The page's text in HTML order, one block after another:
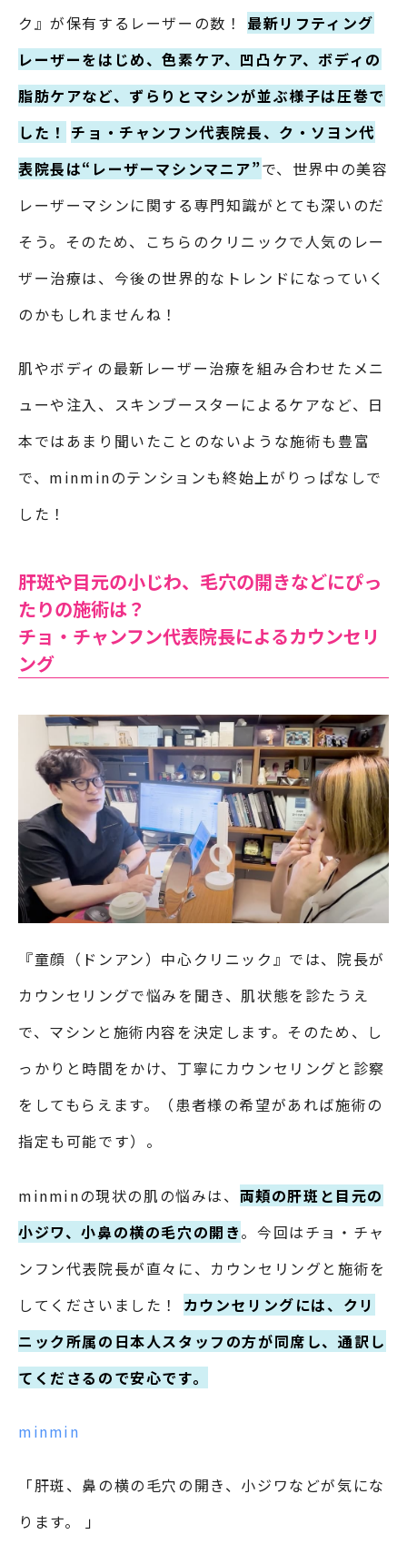
ク』が保有するレーザーの数！ 最新リフティング
レーザーをはじめ、色素ケア、凹凸ケア、ボディの
脂肪ケアなど、ずらりとマシンが並ぶ様子は圧巻で
した！ チョ・チャンフン代表院長、ク・ソヨン代
表院長は“レーザーマシンマニア”で、世界中の美容
レーザーマシンに関する専門知識がとても深いのだ
そう。そのため、こちらのクリニックで人気のレー
ザー治療は、今後の世界的なトレンドになっていく
のかもしれませんね！
肌やボディの最新レーザー治療を組み合わせたメニ
ューや注入、スキンブースターによるケアなど、日
本ではあまり聞いたことのないような施術も豊富
で、minminのテンションも終始上がりっぱなしで
した！
肝斑や目元の小じわ、毛穴の開きなどにぴっ
たりの施術は？
チョ・チャンフン代表院長によるカウンセリ
ング
『童顔（ドンアン）中心クリニック』では、院長が
カウンセリングで悩みを聞き、肌状態を診たうえ
で、マシンと施術内容を決定します。そのため、し
っかりと時間をかけ、丁寧にカウンセリングと診察
をしてもらえます。（患者様の希望があれば施術の
指定も可能です）。
minminの現状の肌の悩みは、 両頬の肝斑と目元の
小ジワ、小鼻の横の毛穴の開き。今回はチョ・チャ
ンフン代表院長が直々に、カウンセリングと施術を
してくださいました！ カウンセリングには、クリ
ニック所属の日本人スタッフの方が同席し、通訳し
てくださるので安心です。
minmin
「肝斑、鼻の横の毛穴の開き、小ジワなどが気にな
ります。 」